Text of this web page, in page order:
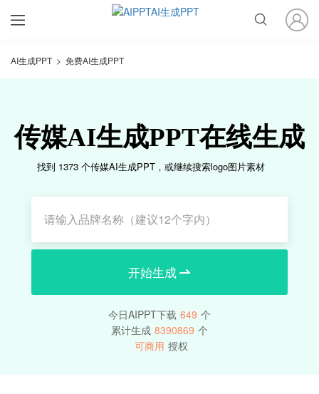
AI生成PPT > 免费AI生成PPT
传媒AI生成PPT在线生成
找到 1373 个传媒AI生成PPT，或继续搜索logo图片素材
开始生成
今日AIPPT下载 649 个
累计生成 8390869 个
可商用 授权